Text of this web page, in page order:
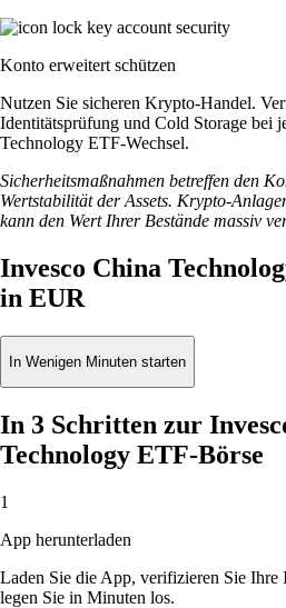
Konto erweitert schützen
Nutzen Sie sicheren Krypto-Handel.
Identitätsprüfung und Cold Storage bei
Technology ETF-Wechsel.
Sicherheitsmaßnahmen betreffen den
Wertstabilität der Assets. Krypto-
kann den Wert Ihrer Bestände massiv
Invesco China
in EUR
In Wenigen Minuten starten
In 3 Schritten zur
Technology ETF-Börse
1
App herunterladen
Laden Sie die App, verifizieren Sie Ihre
legen Sie in Minuten los.